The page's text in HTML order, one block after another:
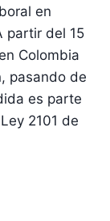
en
partir del 15
Colombia
pasando de
es parte
2101 de